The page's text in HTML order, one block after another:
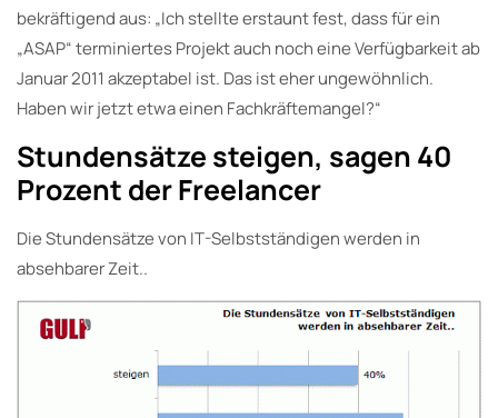
bekräftigend aus: „Ich stellte erstaunt fest, dass für ein
„ASAP“ terminiertes Projekt auch noch eine Verfügbarkeit ab
Januar 2011 akzeptabel ist. Das ist eher ungewöhnlich.
Haben wir jetzt etwa einen Fachkräftemangel?“
Stundensätze steigen, sagen 40
Prozent der Freelancer
Die Stundensätze von IT-Selbstständigen werden in
absehbarer Zeit..